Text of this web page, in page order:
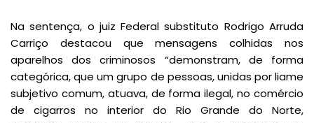
Na sentença, o juiz Federal substituto Rodrigo Arruda
Carriço destacou que mensagens colhidas nos
aparelhos dos criminosos “demonstram, de forma
categórica, que um grupo de pessoas, unidas por liame
subjetivo comum, atuava, de forma ilegal, no comércio
de cigarros no interior do Rio Grande do Norte,